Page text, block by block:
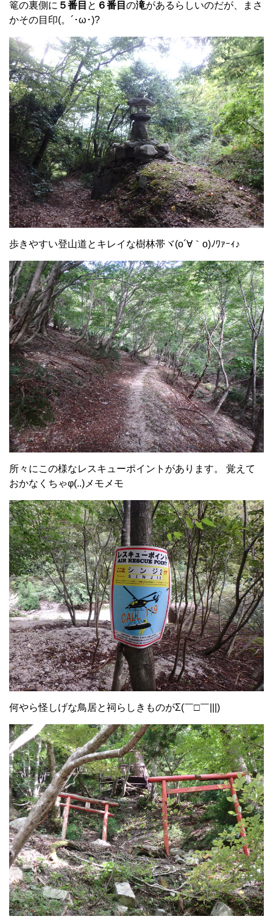
篭の裏側に ５番目 と ６番目 の滝があるらしいのだが、まさ
かその目印(。´･ω･)?
歩きやすい登山道とキレイな樹林帯ヾ(o´∀｀o)ﾉﾜｧｰｨ♪
所々にこの様なレスキューポイントがあります。 覚えて
おかなくちゃφ(..)メモメモ
何やら怪しげな鳥居と祠らしきものがΣ(￣□￣|||)